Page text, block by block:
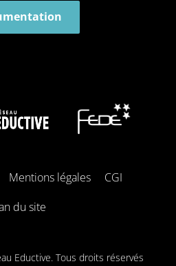
Mentions légales
CGI
du site
Eductive. Tous droits réservés